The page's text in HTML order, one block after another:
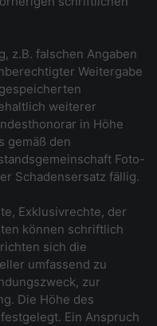
z.B. falschen Angaben
Weitergabe
weiterer
in Höhe
gemäß den
Foto-
Schadensersatz fällig.
Exklusivrechte, der
können schriftlich
sich die
umfassend zu
zur
Die Höhe des
Ein Anspruch